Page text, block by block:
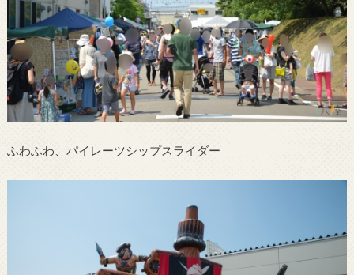
ふわふわ、パイレーツシップスライダー